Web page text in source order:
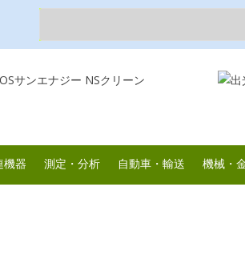
機器 測定・分析 自動車・輸送 機械・